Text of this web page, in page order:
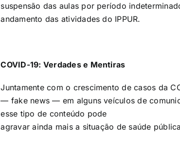
suspensão das aulas por período
andamento das atividades do IPPUR.
COVID-19: Verdades e Mentiras
Juntamente com o crescimento de casos da
— fake news — em alguns veículos de
esse tipo de conteúdo pode
agravar ainda mais a situação de saúde